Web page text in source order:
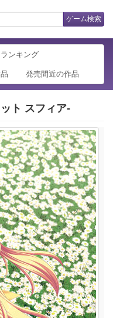
ゲーム検索
ンキング
発売間近の作品
ト スフィア-